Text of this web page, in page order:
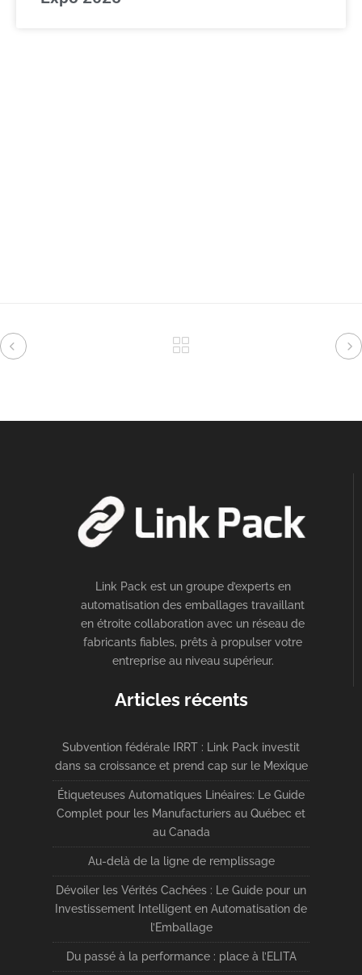
Link Pack est un groupe d’experts en
automatisation des emballages travaillant
en étroite collaboration avec un réseau de
fabricants fiables, prêts à propulser votre
entreprise au niveau supérieur.
Articles récents
Subvention fédérale IRRT : Link Pack investit
dans sa croissance et prend cap sur le Mexique
Étiqueteuses Automatiques Linéaires: Le Guide
Complet pour les Manufacturiers au Québec et
au Canada
Au-delà de la ligne de remplissage
Dévoiler les Vérités Cachées : Le Guide pour un
Investissement Intelligent en Automatisation de
l’Emballage
Du passé à la performance : place à l’ELITA